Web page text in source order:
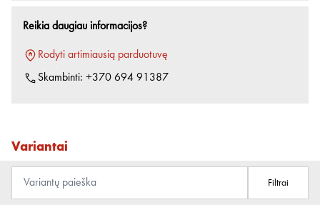
Reikia daugiau informacijos?
Rodyti artimiausią parduotuvę
Skambinti: +370 694 91387
Variantai
Filtrai